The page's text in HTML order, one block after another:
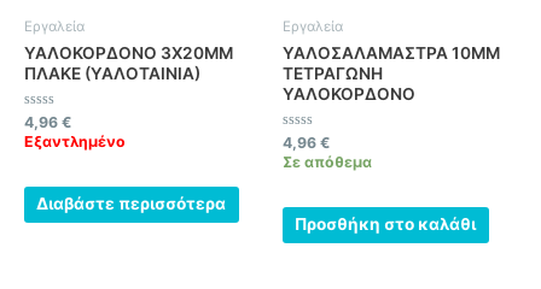
Εργαλεία
ΥΑΛΟΚΟΡΔΟΝΟ 3Χ20ΜΜ
ΠΛΑΚΕ (ΥΑΛΟΤΑΙΝΙΑ)
Βαθμολογήθηκε
με
0
4,96 €
Εξαντλημένο
Διαβάστε περισσότερα
Εργαλεία
ΥΑΛΟΣΑΛΑΜΑΣΤΡΑ 10ΜΜ
ΤΕΤΡΑΓΩΝΗ
ΥΑΛΟΚΟΡΔΟΝΟ
Βαθμολογήθηκε
με
0
4,96 €
Σε απόθεμα
Προσθήκη στο καλάθι